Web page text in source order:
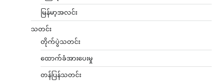
မြန်မာ့အလင်း
သတင်း
တိုက်ပွဲသတင်း
ထောက်ခံအားပေးမှု
တန်ပြန်သတင်း